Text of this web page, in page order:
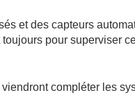
et des capteurs
pour superviser
compléter les